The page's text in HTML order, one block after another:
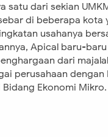
satu dari sekian
di beberapa kota
usahanya
Apical baru-
dari
perusahaan dengan
Bidang Ekonomi Mikro.